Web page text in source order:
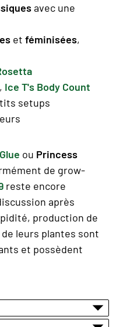
avec une
et féminisées,
Ice T's Body Count
setups
ou Princess
de grow-
reste encore
après
production de
leurs plantes sont
et possèdent